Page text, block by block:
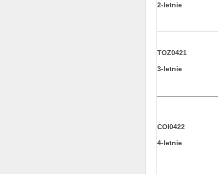
2-letnie
TOZ0421
3-letnie
COI0422
4-letnie